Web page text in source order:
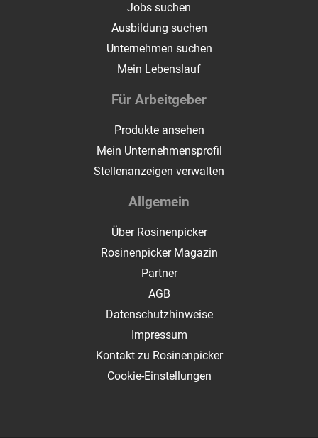
Jobs suchen
Ausbildung suchen
Unternehmen suchen
Mein Lebenslauf
Für Arbeitgeber
Produkte ansehen
Mein Unternehmensprofil
Stellenanzeigen verwalten
Allgemein
Über Rosinenpicker
Rosinenpicker Magazin
Partner
AGB
Datenschutzhinweise
Impressum
Kontakt zu Rosinenpicker
Cookie-Einstellungen